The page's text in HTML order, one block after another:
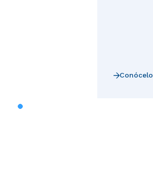
Conócelo